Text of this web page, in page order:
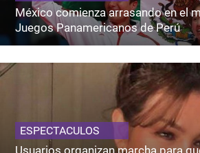
México comienza arrasando en el
Juegos Panamericanos de Perú
ESPECTACULOS
Usuarios organizan marcha para